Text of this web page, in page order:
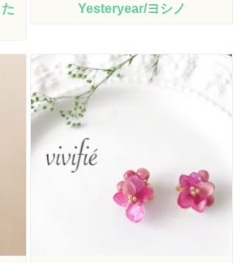
Yesteryear/ヨシノ